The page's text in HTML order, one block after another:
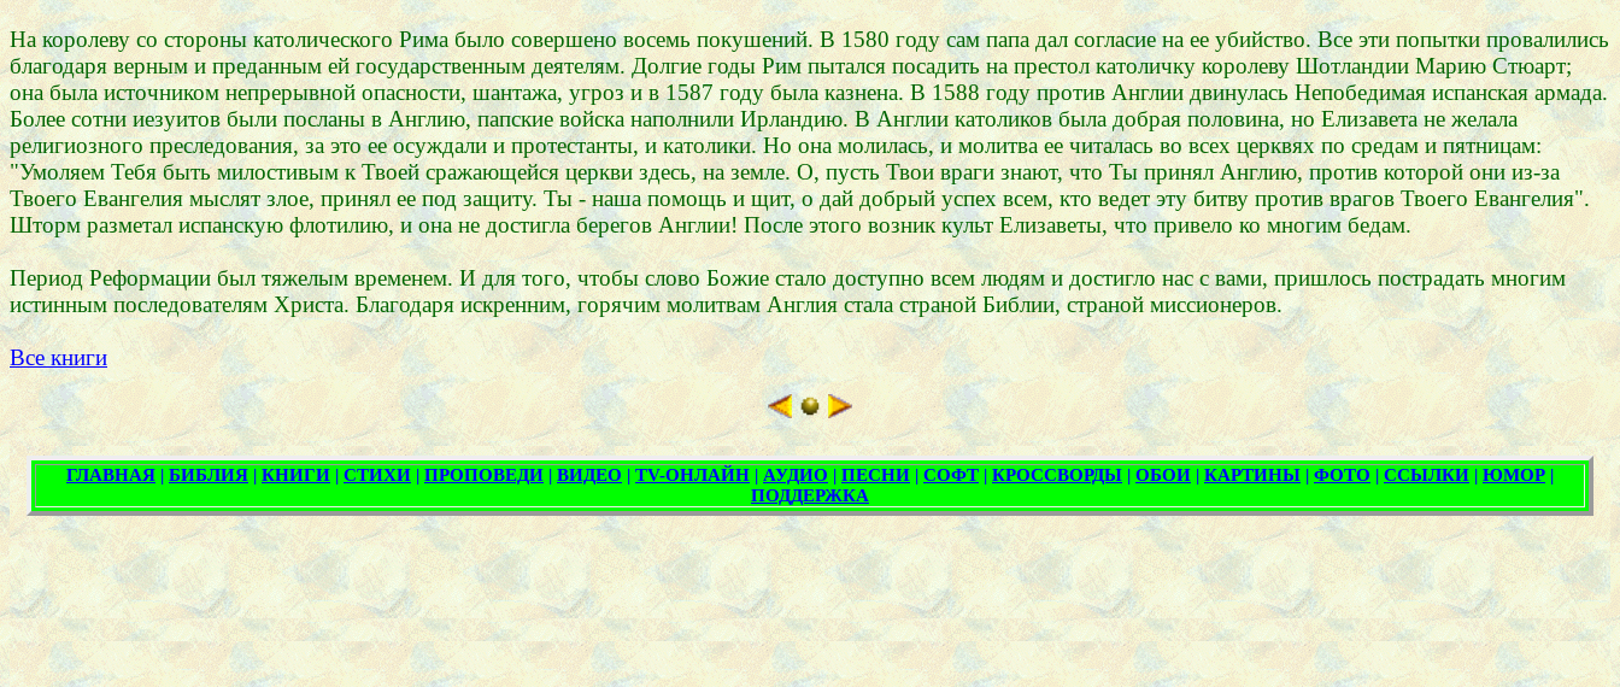
На королеву со стороны католического Рима было совершено восемь покушений. В 1580 году сам папа дал согласие на ее убийство. Все эти попытки провалились
благодаря верным и преданным ей государственным деятелям. Долгие годы Рим пытался посадить на престол католичку королеву Шотландии Марию Стюарт;
она была источником непрерывной опасности, шантажа, угроз и в 1587 году была казнена. В 1588 году против Англии двинулась Непобедимая испанская армада.
Более сотни иезуитов были посланы в Англию, папские войска наполнили Ирландию. В Англии католиков была добрая половина, но Елизавета не желала
религиозного преследования, за это ее осуждали и протестанты, и католики. Но она молилась, и молитва ее читалась во всех церквях по средам и пятницам:
"Умоляем Тебя быть милостивым к Твоей сражающейся церкви здесь, на земле. О, пусть Твои враги знают, что Ты принял Англию, против которой они из-за
Твоего Евангелия мыслят злое, принял ее под защиту. Ты - наша помощь и щит, о дай добрый успех всем, кто ведет эту битву против врагов Твоего Евангелия".
Шторм разметал испанскую флотилию, и она не достигла берегов Англии! После этого возник культ Елизаветы, что привело ко многим бедам.
Период Реформации был тяжелым временем. И для того, чтобы слово Божие стало доступно всем людям и достигло нас с вами, пришлось пострадать многим
истинным последователям Христа. Благодаря искренним, горячим молитвам Англия стала страной Библии, страной миссионеров.
Все книги